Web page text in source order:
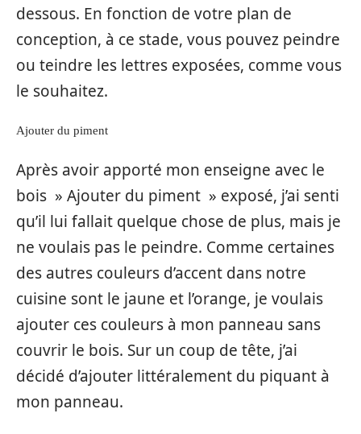
dessous. En fonction de votre plan de
conception, à ce stade, vous pouvez peindre
ou teindre les lettres exposées, comme vous
le souhaitez.
Ajouter du piment
Après avoir apporté mon enseigne avec le
bois » Ajouter du piment » exposé, j’ai senti
qu’il lui fallait quelque chose de plus, mais je
ne voulais pas le peindre. Comme certaines
des autres couleurs d’accent dans notre
cuisine sont le jaune et l’orange, je voulais
ajouter ces couleurs à mon panneau sans
couvrir le bois. Sur un coup de tête, j’ai
décidé d’ajouter littéralement du piquant à
mon panneau.